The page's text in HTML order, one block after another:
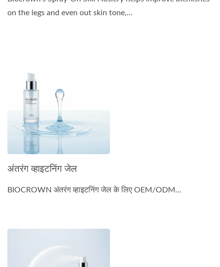
on the legs and even out skin tone,...
अंतरंग व्हाइटनिंग जेल
BIOCROWN अंतरंग व्हाइटनिंग जेल के लिए OEM/ODM...